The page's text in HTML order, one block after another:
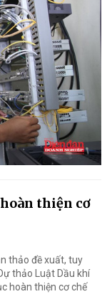
thiện cơ
thảo đề xuất, tuy
thảo Luật Dầu khí
hoàn thiện cơ chế